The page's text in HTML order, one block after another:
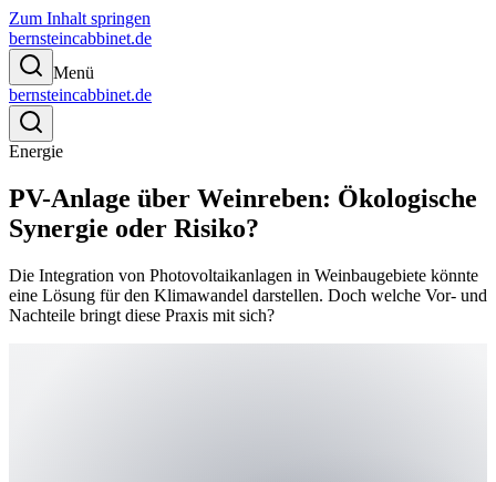
Zum Inhalt springen
bernsteincabbinet.de
Menü
bernsteincabbinet.de
Energie
PV-Anlage über Weinreben: Ökologische
Synergie oder Risiko?
Die Integration von Photovoltaikanlagen in Weinbaugebiete könnte
eine Lösung für den Klimawandel darstellen. Doch welche Vor- und
Nachteile bringt diese Praxis mit sich?